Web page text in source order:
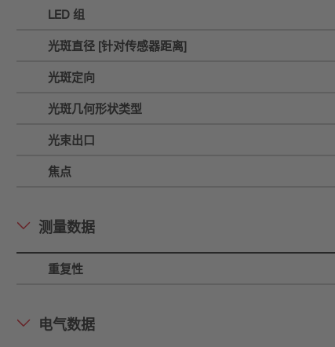
LED 组
光斑直径 [针对传感器距离]
光斑定向
光斑几何形状类型
光束出口
焦点
测量数据
重复性
电气数据